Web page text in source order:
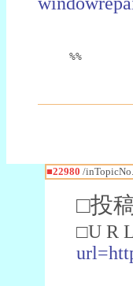
%%
■22980 /
□投
□U R